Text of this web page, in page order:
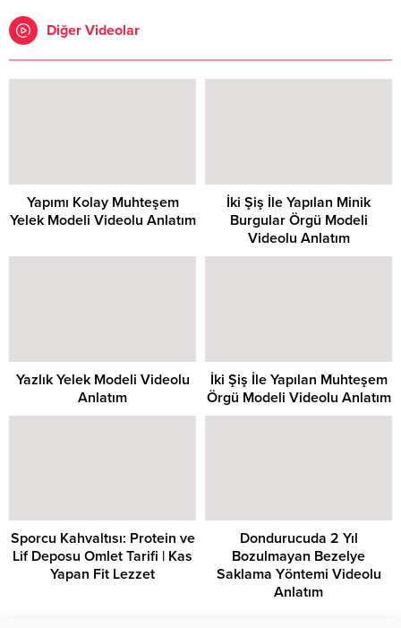
Diğer Videolar
Yapımı Kolay Muhteşem
Yelek Modeli Videolu Anlatım
İki Şiş İle Yapılan Minik
Burgular Örgü Modeli
Videolu Anlatım
Yazlık Yelek Modeli Videolu
Anlatım
İki Şiş İle Yapılan Muhteşem
Örgü Modeli Videolu Anlatım
Sporcu Kahvaltısı: Protein ve
Lif Deposu Omlet Tarifi | Kas
Yapan Fit Lezzet
Dondurucuda 2 Yıl
Bozulmayan Bezelye
Saklama Yöntemi Videolu
Anlatım